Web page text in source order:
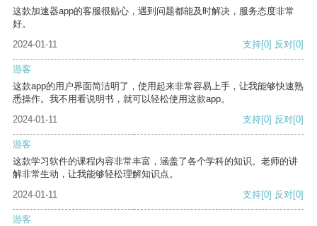
这款加速器app的客服很贴心，遇到问题都能及时解决，服务态度非常
好。
2024-01-11
支持[0] 反对[0]
游客
这款app的用户界面简洁明了，使用起来非常容易上手，让我能够快速熟
悉操作。我不用看说明书，就可以轻松使用这款app。
2024-01-11
支持[0] 反对[0]
游客
这款学习软件的课程内容非常丰富，涵盖了各个学科的知识。老师的讲
解非常生动，让我能够轻松理解知识点。
2024-01-11
支持[0] 反对[0]
游客